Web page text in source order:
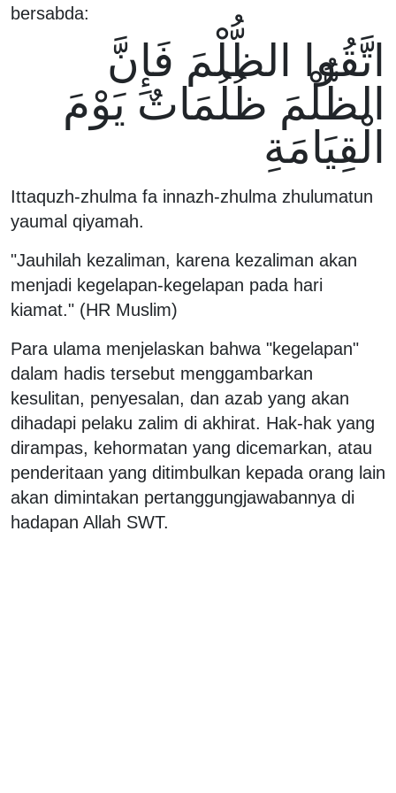
bersabda:
اتَّقُوا الظُّلْمَ فَإِنَّ
الظُّلْمَ ظُلُمَاتٌ يَوْمَ
الْقِيَامَةِ
Ittaquzh-zhulma fa innazh-zhulma zhulumatun
yaumal qiyamah.
"Jauhilah kezaliman, karena kezaliman akan
menjadi kegelapan-kegelapan pada hari
kiamat." (HR Muslim)
Para ulama menjelaskan bahwa "kegelapan"
dalam hadis tersebut menggambarkan
kesulitan, penyesalan, dan azab yang akan
dihadapi pelaku zalim di akhirat. Hak-hak yang
dirampas, kehormatan yang dicemarkan, atau
penderitaan yang ditimbulkan kepada orang lain
akan dimintakan pertanggungjawabannya di
hadapan Allah SWT.